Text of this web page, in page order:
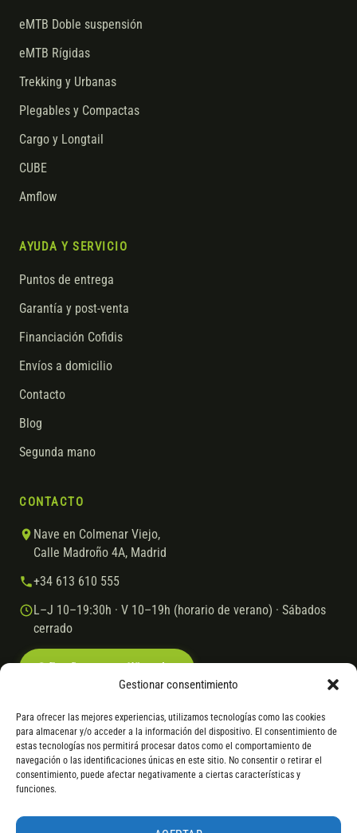
Gestionar consentimiento
Para ofrecer las mejores experiencias, utilizamos tecnologías como las cookies
para almacenar y/o acceder a la información del dispositivo. El consentimiento de
estas tecnologías nos permitirá procesar datos como el comportamiento de
navegación o las identificaciones únicas en este sitio. No consentir o retirar el
consentimiento, puede afectar negativamente a ciertas características y
funciones.
eMTB Doble suspensión
eMTB Rígidas
Trekking y Urbanas
Plegables y Compactas
Cargo y Longtail
CUBE
Amflow
AYUDA Y SERVICIO
Puntos de entrega
Garantía y post-venta
Financiación Cofidis
Envíos a domicilio
Contacto
Blog
Segunda mano
CONTACTO
Nave en Colmenar Viejo,
Calle Madroño 4A, Madrid
+34 613 610 555
L–J 10–19:30h · V 10–19h (horario de verano) · Sábados
cerrado
© 2026 Ebike.esAviso legal Política de cookies
VISA Mastercard Transferencia Cofidis
* Financiación instantánea con Cofidis hasta 6.000 € sin intereses.